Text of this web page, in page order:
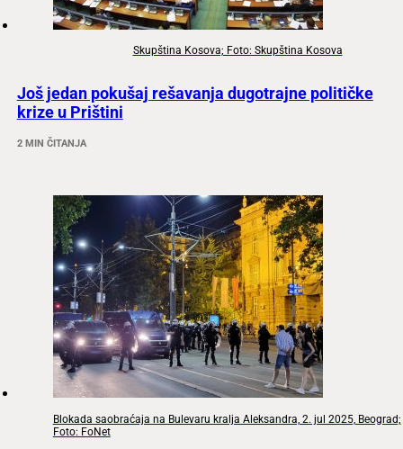
Skupština Kosova; Foto: Skupština Kosova
Još jedan pokušaj rešavanja dugotrajne političke
krize u Prištini
2 MIN ČITANJA
Blokada saobraćaja na Bulevaru kralja Aleksandra, 2. jul 2025, Beograd;
Foto: FoNet